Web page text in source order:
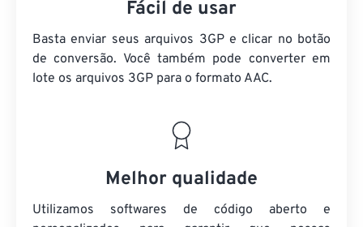
Fácil de usar
Basta enviar seus arquivos 3GP e clicar no botão
de conversão. Você também pode converter em
lote os arquivos 3GP para o formato AAC.
Melhor qualidade
Utilizamos softwares de código aberto e